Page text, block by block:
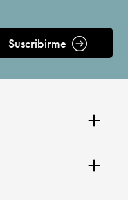
Suscribirme